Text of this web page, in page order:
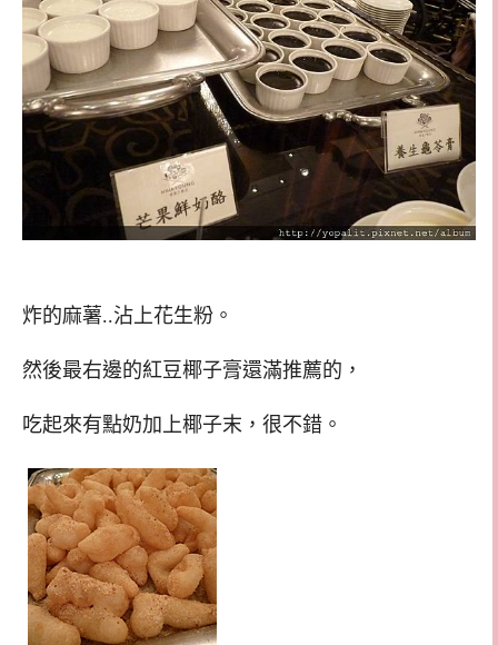
炸的麻薯..沾上花生粉。
然後最右邊的紅豆椰子膏還滿推薦的，
吃起來有點奶加上椰子末，很不錯。